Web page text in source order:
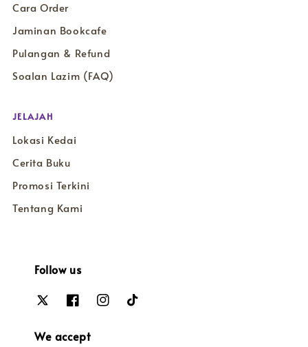
Cara Order
Jaminan Bookcafe
Pulangan & Refund
Soalan Lazim (FAQ)
JELAJAH
Lokasi Kedai
Cerita Buku
Promosi Terkini
Tentang Kami
Follow us
We accept